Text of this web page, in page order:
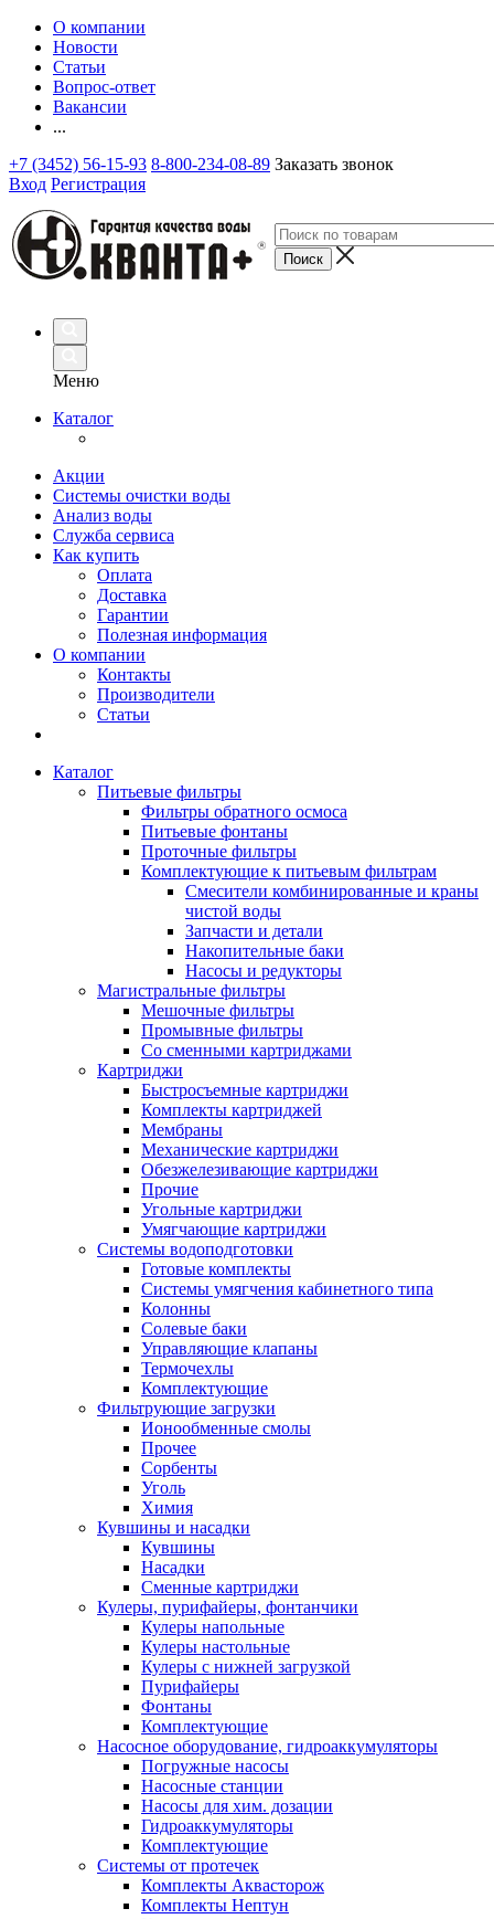
О компании
Новости
Статьи
Вопрос-ответ
Вакансии
...
+7 (3452) 56-15-93 8-800-234-08-89 Заказать звонок
Вход Регистрация
Меню
Каталог
Акции
Системы очистки воды
Анализ воды
Служба сервиса
Как купить
Оплата
Доставка
Гарантии
Полезная информация
О компании
Контакты
Производители
Статьи
Каталог
Питьевые фильтры
Фильтры обратного осмоса
Питьевые фонтаны
Проточные фильтры
Комплектующие к питьевым фильтрам
Смесители комбинированные и краны
чистой воды
Запчасти и детали
Накопительные баки
Насосы и редукторы
Магистральные фильтры
Мешочные фильтры
Промывные фильтры
Со сменными картриджами
Картриджи
Быстросъемные картриджи
Комплекты картриджей
Мембраны
Механические картриджи
Обезжелезивающие картриджи
Прочие
Угольные картриджи
Умягчающие картриджи
Системы водоподготовки
Готовые комплекты
Системы умягчения кабинетного типа
Колонны
Солевые баки
Управляющие клапаны
Термочехлы
Комплектующие
Фильтрующие загрузки
Ионообменные смолы
Прочее
Сорбенты
Уголь
Химия
Кувшины и насадки
Кувшины
Насадки
Сменные картриджи
Кулеры, пурифайеры, фонтанчики
Кулеры напольные
Кулеры настольные
Кулеры с нижней загрузкой
Пурифайеры
Фонтаны
Комплектующие
Насосное оборудование, гидроаккумуляторы
Погружные насосы
Насосные станции
Насосы для хим. дозации
Гидроаккумуляторы
Комплектующие
Системы от протечек
Комплекты Аквасторож
Комплекты Нептун